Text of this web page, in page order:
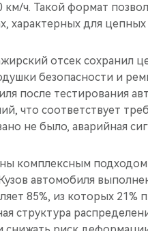
км/ч. Такой формат
характерных для цепных
отсек сохранил
безопасности и
после тестирования
что соответствует
не было, аварийная
комплексным
автомобиля
85%, из которых
структура